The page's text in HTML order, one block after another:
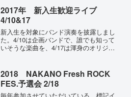
あんまりな木よう日・テリー・Guten...
2017年 新入生歓迎ライブ
4/10&17
新入生を対象にバンド演奏を披露しまし
た。4/10は企画バンドで、誰でも知って
いそうな楽曲を、4/17は渾身のオリジナ
============================...
2018 NAKANO Fresh ROCK
FES.予選会 2/18